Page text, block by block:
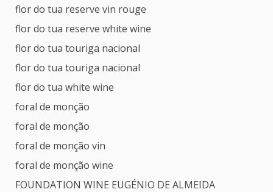
flor do tua reserve vin rouge
flor do tua reserve white wine
flor do tua touriga nacional
flor do tua touriga nacional
flor do tua white wine
foral de monção
foral de monção
foral de monção vin
foral de monção wine
FOUNDATION WINE EUGÉNIO DE ALMEIDA